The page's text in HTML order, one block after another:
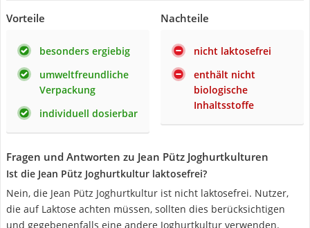
Vorteile
besonders ergiebig
umweltfreundliche
Verpackung
individuell dosierbar
Nachteile
nicht laktosefrei
enthält nicht
biologische
Inhaltsstoffe
Fragen und Antworten zu Jean Pütz Joghurtkulturen
Ist die Jean Pütz Joghurtkultur laktosefrei?
Nein, die Jean Pütz Joghurtkultur ist nicht laktosefrei. Nutzer,
die auf Laktose achten müssen, sollten dies berücksichtigen
und gegebenenfalls eine andere Joghurtkultur verwenden.